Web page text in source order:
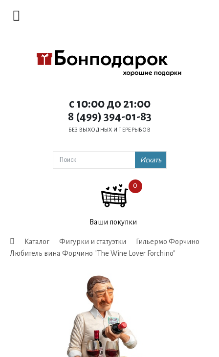
c 10:00 до 21:00
8 (499) 394-01-83
БЕЗ ВЫХОДНЫХ И ПЕРЕРЫВОВ
Искать
0
Ваши покупки
Каталог Фигурки и статуэтки
Гильермо Форчино
Любитель вина Форчино "The Wine Lover Forchino"